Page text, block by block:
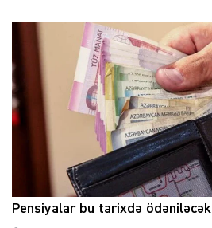
Pensiyalar bu tarixdə ödəniləcək